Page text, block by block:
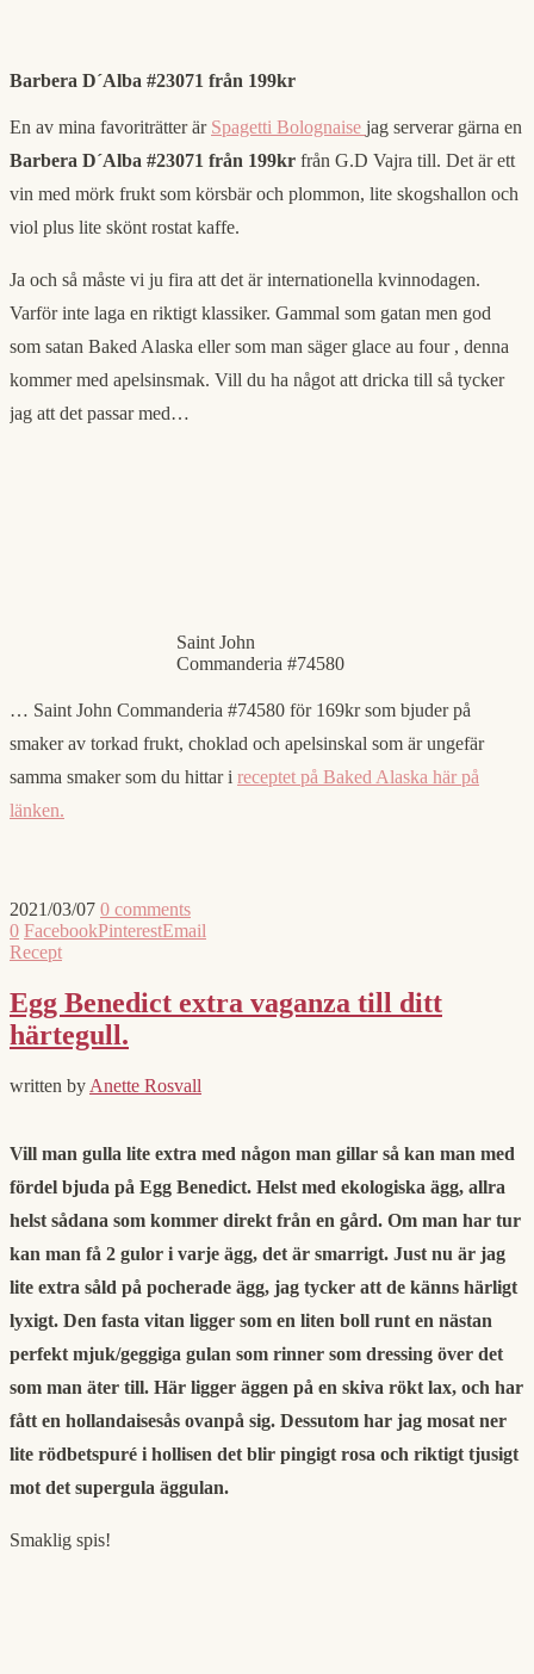
Barbera D´Alba #23071 från 199kr
En av mina favoriträtter är Spagetti Bolognaise jag serverar gärna en
Barbera D´Alba #23071 från 199kr från G.D Vajra till. Det är ett
vin med mörk frukt som körsbär och plommon, lite skogshallon och
viol plus lite skönt rostat kaffe.
Ja och så måste vi ju fira att det är internationella kvinnodagen.
Varför inte laga en riktigt klassiker. Gammal som gatan men god
som satan Baked Alaska eller som man säger glace au four , denna
kommer med apelsinsmak. Vill du ha något att dricka till så tycker
jag att det passar med…
Saint John
Commanderia #74580
… Saint John Commanderia #74580 för 169kr som bjuder på
smaker av torkad frukt, choklad och apelsinskal som är ungefär
samma smaker som du hittar i receptet på Baked Alaska här på
länken.
2021/03/07 0 comments
0 FacebookPinterestEmail
Recept
Egg Benedict extra vaganza till ditt
härtegull.
written by Anette Rosvall
Vill man gulla lite extra med någon man gillar så kan man med
fördel bjuda på Egg Benedict. Helst med ekologiska ägg, allra
helst sådana som kommer direkt från en gård. Om man har tur
kan man få 2 gulor i varje ägg, det är smarrigt. Just nu är jag
lite extra såld på pocherade ägg, jag tycker att de känns härligt
lyxigt. Den fasta vitan ligger som en liten boll runt en nästan
perfekt mjuk/geggiga gulan som rinner som dressing över det
som man äter till. Här ligger äggen på en skiva rökt lax, och har
fått en hollandaisesås ovanpå sig. Dessutom har jag mosat ner
lite rödbetspuré i hollisen det blir pingigt rosa och riktigt tjusigt
mot det supergula äggulan.
Smaklig spis!